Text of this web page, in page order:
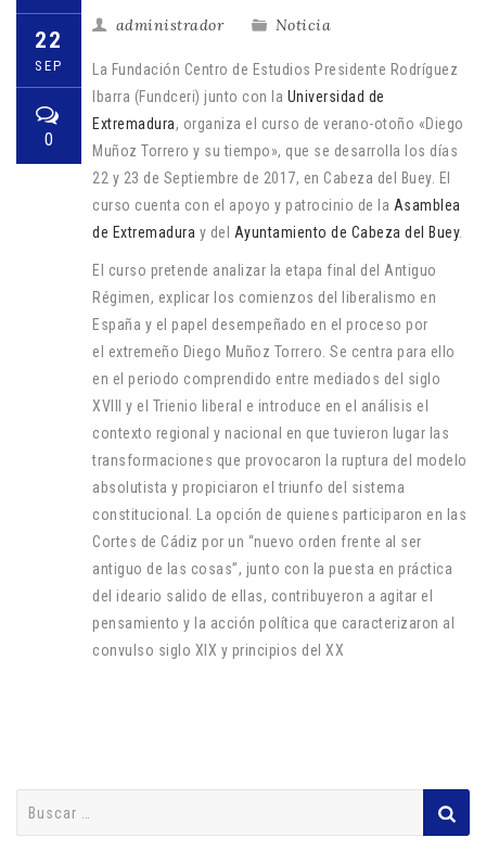
22
SEP
0
administrador Noticia
La Fundación Centro de Estudios Presidente Rodríguez
Ibarra (Fundceri) junto con la Universidad de
Extremadura, organiza el curso de verano-otoño «Diego
Muñoz Torrero y su tiempo», que se desarrolla los días
22 y 23 de Septiembre de 2017, en Cabeza del Buey. El
curso cuenta con el apoyo y patrocinio de la Asamblea
de Extremadura y del Ayuntamiento de Cabeza del Buey.
El curso pretende analizar la etapa final del Antiguo
Régimen, explicar los comienzos del liberalismo en
España y el papel desempeñado en el proceso por
el extremeño Diego Muñoz Torrero. Se centra para ello
en el periodo comprendido entre mediados del siglo
XVIII y el Trienio liberal e introduce en el análisis el
contexto regional y nacional en que tuvieron lugar las
transformaciones que provocaron la ruptura del modelo
absolutista y propiciaron el triunfo del sistema
constitucional. La opción de quienes participaron en las
Cortes de Cádiz por un “nuevo orden frente al ser
antiguo de las cosas”, junto con la puesta en práctica
del ideario salido de ellas, contribuyeron a agitar el
pensamiento y la acción política que caracterizaron al
convulso siglo XIX y principios del XX